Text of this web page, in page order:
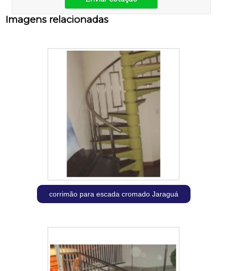
Imagens relacionadas
corrimão para escada cromado Jaraguá